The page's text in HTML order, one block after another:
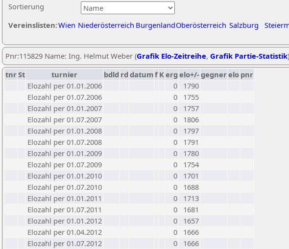
Sortierung
Vereinslisten:Wien Niederösterreich BurgenlandOberösterreich Salzburg
Pnr:115829 Name: Ing. Helmut Weber (Grafik Elo-Zeitreihe, Grafik Partie-Statistik)
tnrSt turnier bdld rd datumf Kerg elo+/-gegnerelo pnr
Elozahl per 01.01.2006
0
1790
Elozahl per 01.07.2006
0
1755
Elozahl per 01.01.2007
0
1757
Elozahl per 01.07.2007
0
1806
Elozahl per 01.01.2008
0
1797
Elozahl per 01.07.2008
0
1791
Elozahl per 01.01.2009
0
1780
Elozahl per 01.07.2009
0
1754
Elozahl per 01.01.2010
0
1701
Elozahl per 01.07.2010
0
1688
Elozahl per 01.01.2011
0
1713
Elozahl per 01.07.2011
0
1681
Elozahl per 01.01.2012
0
1657
Elozahl per 01.04.2012
0
1666
Elozahl per 01.07.2012
0
1666